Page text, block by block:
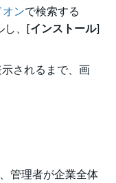
ンで検索する
し、[インストール]
されるまで、画
管理者が企業全体